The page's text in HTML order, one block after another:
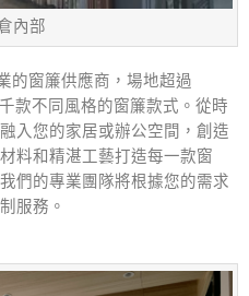
內部
的窗簾供應商，場地超過
款不同風格的窗簾款式。從時
入您的家居或辦公空間，創造
料和精湛工藝打造每一款窗
們的專業團隊將根據您的需求
服務。